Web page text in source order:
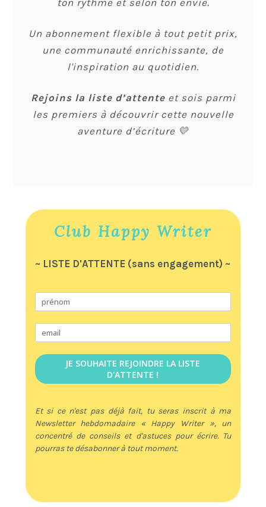
ton rythme et selon ton envie.
Un abonnement flexible à tout petit prix,
une communauté enrichissante, de
l'inspiration au quotidien.
Rejoins la liste d’attenteet sois parmi
les premiers à découvrir cette nouvelle
aventure d’écriture 💛
Club Happy Writer
~ LISTE D'ATTENTE (sans engagement) ~
JE SOUHAITE REJOINDRE LA LISTE
D'ATTENTE !
Et si ce n'est pas déjà fait, tu seras inscrit à ma
Newsletter hebdomadaire « Happy Writer », un
concentré de conseils et d'astuces pour écrire. Tu
pourras te désabonner à tout moment.